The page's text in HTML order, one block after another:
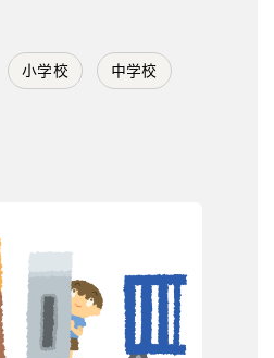
小学校 中学校